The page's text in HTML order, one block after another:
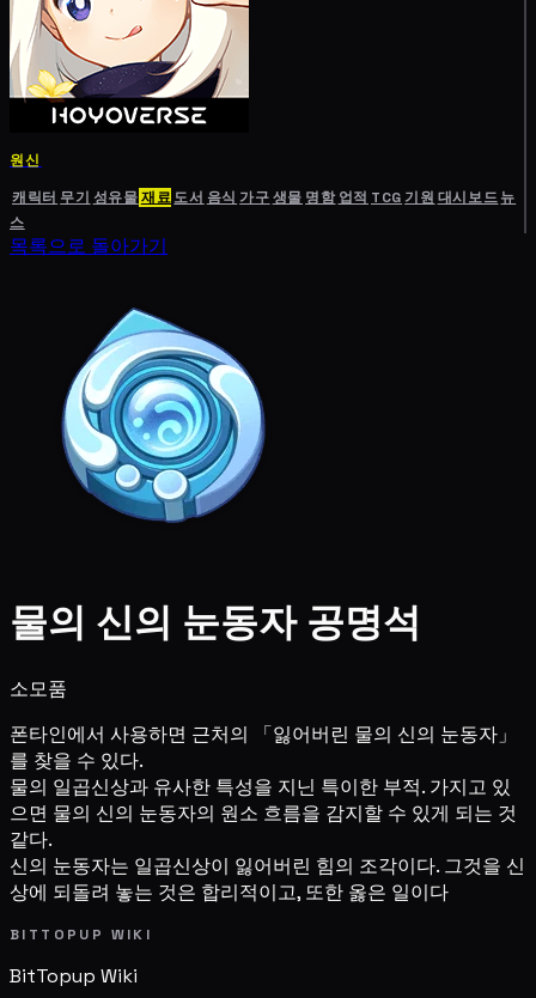
원신
캐릭터 무기 성유물재료도서 음식 가구생물 명함 업적 TCG기원 대시보드뉴
스
목록으로 돌아가기
물의 신의 눈동자 공명석
소모품
폰타인에서 사용하면 근처의 「잃어버린 물의 신의 눈동자」
를 찾을 수 있다.
물의 일곱신상과 유사한 특성을 지닌 특이한 부적. 가지고 있
으면 물의 신의 눈동자의 원소 흐름을 감지할 수 있게 되는 것
같다.
신의 눈동자는 일곱신상이 잃어버린 힘의 조각이다. 그것을 신
상에 되돌려 놓는 것은 합리적이고, 또한 옳은 일이다
BITTOPUP WIKI
BitTopup Wiki